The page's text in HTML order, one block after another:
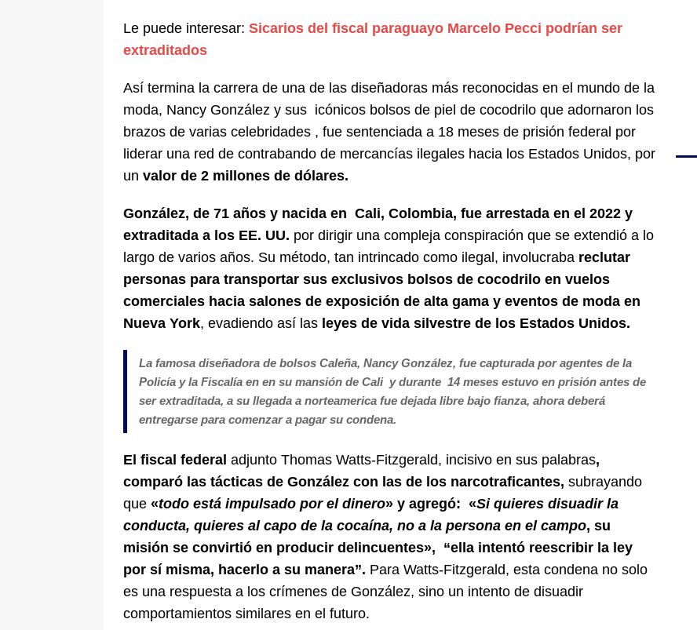
Le puede interesar: Sicarios del fiscal paraguayo Marcelo Pecci podrían ser
extraditados
Así termina la carrera de una de las diseñadoras más reconocidas en el mundo de la
moda, Nancy González y sus icónicos bolsos de piel de cocodrilo que adornaron los
brazos de varias celebridades , fue sentenciada a 18 meses de prisión federal por
liderar una red de contrabando de mercancías ilegales hacia los Estados Unidos, por
un valor de 2 millones de dólares.
González, de 71 años y nacida en Cali, Colombia, fue arrestada en el 2022 y
extraditada a los EE. UU. por dirigir una compleja conspiración que se extendió a lo
largo de varios años. Su método, tan intrincado como ilegal, involucraba reclutar
personas para transportar sus exclusivos bolsos de cocodrilo en vuelos
comerciales hacia salones de exposición de alta gama y eventos de moda en
Nueva York, evadiendo así las leyes de vida silvestre de los Estados Unidos.
La famosa diseñadora de bolsos Caleña, Nancy González, fue capturada por agentes de la
Policía y la Fiscalía en en su mansión de Cali y durante 14 meses estuvo en prisión antes de
ser extraditada, a su llegada a norteamerica fue dejada libre bajo fianza, ahora deberá
entregarse para comenzar a pagar su condena.
El fiscal federal adjunto Thomas Watts-Fitzgerald, incisivo en sus palabras,
comparó las tácticas de González con las de los narcotraficantes, subrayando
que «todo está impulsado por el dinero» y agregó: «Si quieres disuadir la
conducta, quieres al capo de la cocaína, no a la persona en el campo, su
misión se convirtió en producir delincuentes», “ella intentó reescribir la ley
por sí misma, hacerlo a su manera”. Para Watts-Fitzgerald, esta condena no solo
es una respuesta a los crímenes de González, sino un intento de disuadir
comportamientos similares en el futuro.